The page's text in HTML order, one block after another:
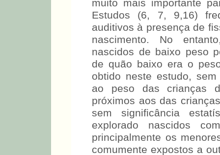
muito mais importante
Estudos (6, 7, 9,16)
auditivos à presença de
nascimento. No
nascidos de baixo peso
de quão baixo era o
obtido neste estudo,
ao peso das crianças
próximos aos das
sem significância
explorado nascidos
principalmente os
comumente expostos a